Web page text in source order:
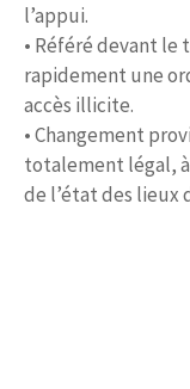
l’appui.
• Référé devant
rapidement une
accès illicite.
• Changement
totalement légal,
de l’état des lieux